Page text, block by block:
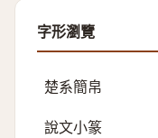
字形瀏覽
楚系簡帛
說文小篆